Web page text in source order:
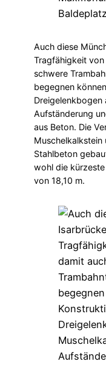
Auch diese
Tragfähigkeit
schwere
begegnen
Dreigelenkbogen
Aufständerung
aus Beton. Die
Muschelkalkstein
Stahlbeton
wohl die
von 18,10 m.